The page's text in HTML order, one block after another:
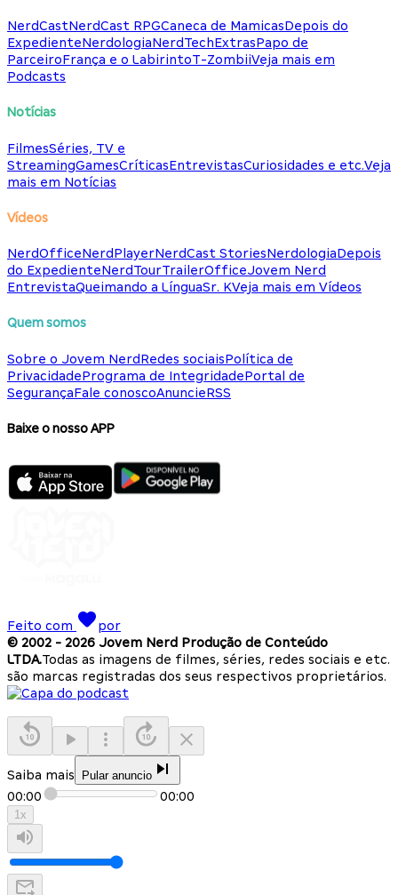
NerdCastNerdCast RPGCaneca de MamicasDepois do
ExpedienteNerdologiaNerdTechExtrasPapo de
ParceiroFrança e o LabirintoT-ZombiiVeja mais em
Podcasts
Notícias
FilmesSéries, TV e
StreamingGamesCríticasEntrevistasCuriosidades e etc.Veja
mais em Notícias
Vídeos
NerdOfficeNerdPlayerNerdCast StoriesNerdologiaDepois
do ExpedienteNerdTourTrailerOfficeJovem Nerd
EntrevistaQueimando a LínguaSr. KVeja mais em Vídeos
Quem somos
Sobre o Jovem NerdRedes sociaisPolítica de
PrivacidadePrograma de IntegridadePortal de
SegurançaFale conoscoAnuncieRSS
Baixe o nosso APP
Feito com
por
© 2002 - 2026 Jovem Nerd Produção de Conteúdo
LTDA.Todas as imagens de filmes, séries, redes sociais e etc.
são marcas registradas dos seus respectivos proprietários.
Saiba mais Pular anuncio
00:00 00:00
1x